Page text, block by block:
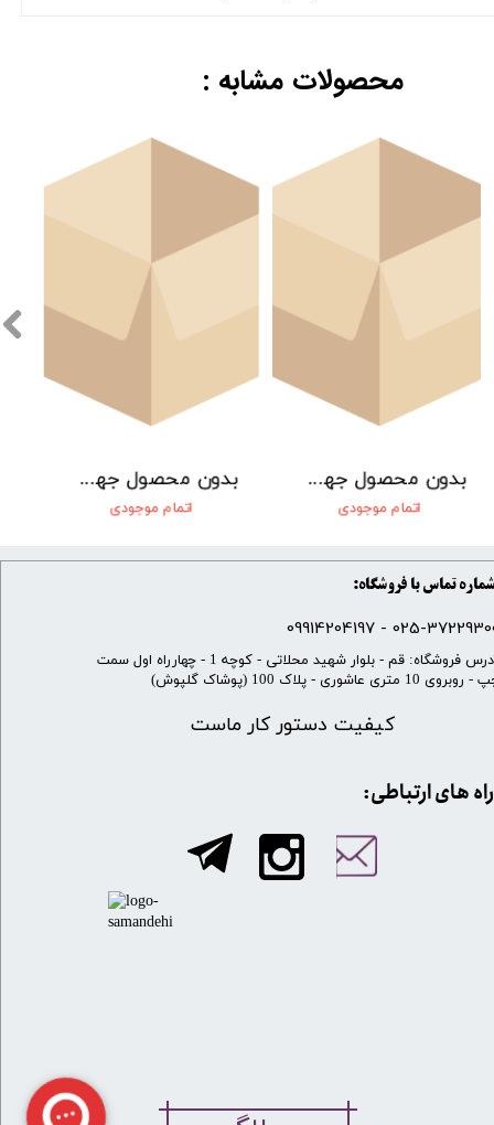
بدون محصول جهت نمایش
اتمام موجودی
بدون محصول جهت نمایش
اتمام موجودی
محصولات مشابه :
شماره تماس با فروشگاه:
025-37229300 -
کیفیت دستور کار ماست
​آدرس فروشگاه: قم - بلوار شهید محلاتی - کوچه 1 - چهارراه اول سمت
10 متری عاشوری - پلاک 100 (پوشاک گلپوش)
​​راه های ارتباطی: